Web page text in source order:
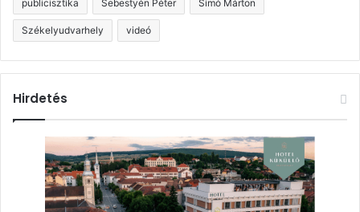
publicisztika Sebestyén Péter Simó Márton
Székelyudvarhely videó
Hirdetés